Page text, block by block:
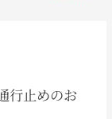
行止めのお